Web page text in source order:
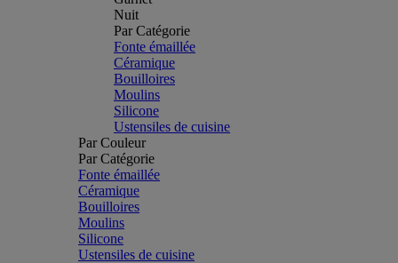
Nuit
Par Catégorie
Fonte émaillée
Céramique
Bouilloires
Moulins
Silicone
Ustensiles de cuisine
Par Couleur
Par Catégorie
Fonte émaillée
Céramique
Bouilloires
Moulins
Silicone
Ustensiles de cuisine